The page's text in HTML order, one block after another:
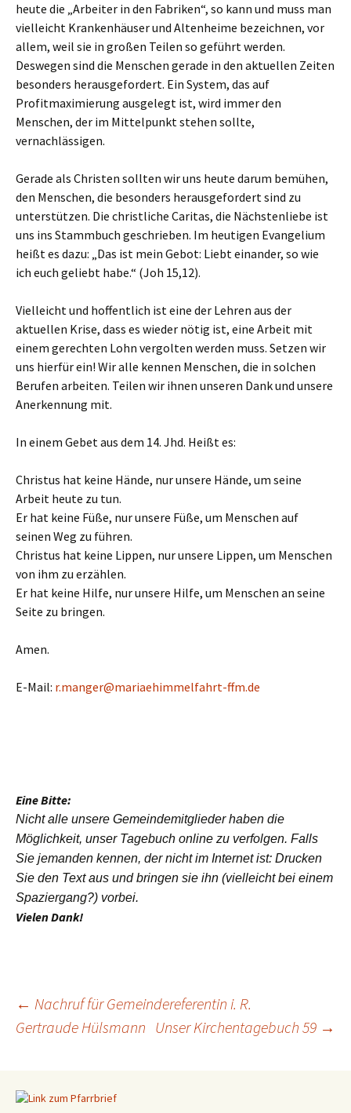
heute die „Arbeiter in den Fabriken“, so kann und muss man
vielleicht Krankenhäuser und Altenheime bezeichnen, vor
allem, weil sie in großen Teilen so geführt werden.
Deswegen sind die Menschen gerade in den aktuellen Zeiten
besonders herausgefordert. Ein System, das auf
Profitmaximierung ausgelegt ist, wird immer den
Menschen, der im Mittelpunkt stehen sollte,
vernachlässigen.
Gerade als Christen sollten wir uns heute darum bemühen,
den Menschen, die besonders herausgefordert sind zu
unterstützen. Die christliche Caritas, die Nächstenliebe ist
uns ins Stammbuch geschrieben. Im heutigen Evangelium
heißt es dazu: „Das ist mein Gebot: Liebt einander, so wie
ich euch geliebt habe.“ (Joh 15,12).
Vielleicht und hoffentlich ist eine der Lehren aus der
aktuellen Krise, dass es wieder nötig ist, eine Arbeit mit
einem gerechten Lohn vergolten werden muss. Setzen wir
uns hierfür ein! Wir alle kennen Menschen, die in solchen
Berufen arbeiten. Teilen wir ihnen unseren Dank und unsere
Anerkennung mit.
In einem Gebet aus dem 14. Jhd. Heißt es:
Christus hat keine Hände, nur unsere Hände, um seine
Arbeit heute zu tun.
Er hat keine Füße, nur unsere Füße, um Menschen auf
seinen Weg zu führen.
Christus hat keine Lippen, nur unsere Lippen, um Menschen
von ihm zu erzählen.
Er hat keine Hilfe, nur unsere Hilfe, um Menschen an seine
Seite zu bringen.
Amen.
E-Mail: r.manger@mariaehimmelfahrt-ffm.de
Eine Bitte:
Nicht alle unsere Gemeindemitglieder haben die
Möglichkeit, unser Tagebuch online zu verfolgen. Falls
Sie jemanden kennen, der nicht im Internet ist: Drucken
Sie den Text aus und bringen sie ihn (vielleicht bei einem
Spaziergang?) vorbei.
Vielen Dank!
Beitragsnavigation
← Nachruf für Gemeindereferentin i. R.
Gertraude Hülsmann Unser Kirchentagebuch 59 →